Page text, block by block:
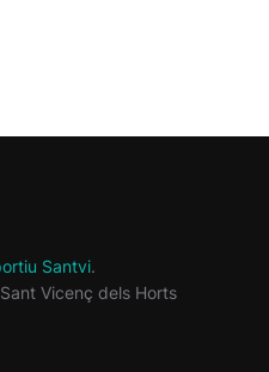
Santvi.
Vicenç dels Horts